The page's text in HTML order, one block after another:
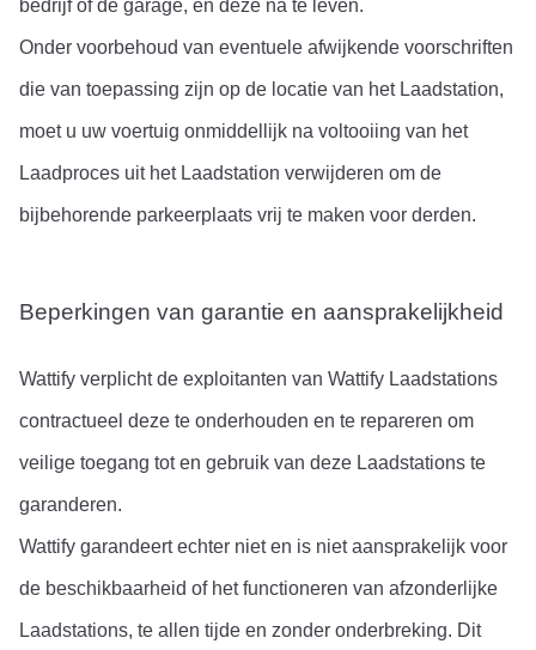
bedrijf of de garage, en deze na te leven.
Onder voorbehoud van eventuele afwijkende voorschriften
die van toepassing zijn op de locatie van het Laadstation,
moet u uw voertuig onmiddellijk na voltooiing van het
Laadproces uit het Laadstation verwijderen om de
bijbehorende parkeerplaats vrij te maken voor derden.
Beperkingen van garantie en aansprakelijkheid
Wattify verplicht de exploitanten van Wattify Laadstations
contractueel deze te onderhouden en te repareren om
veilige toegang tot en gebruik van deze Laadstations te
garanderen.
Wattify garandeert echter niet en is niet aansprakelijk voor
de beschikbaarheid of het functioneren van afzonderlijke
Laadstations, te allen tijde en zonder onderbreking. Dit